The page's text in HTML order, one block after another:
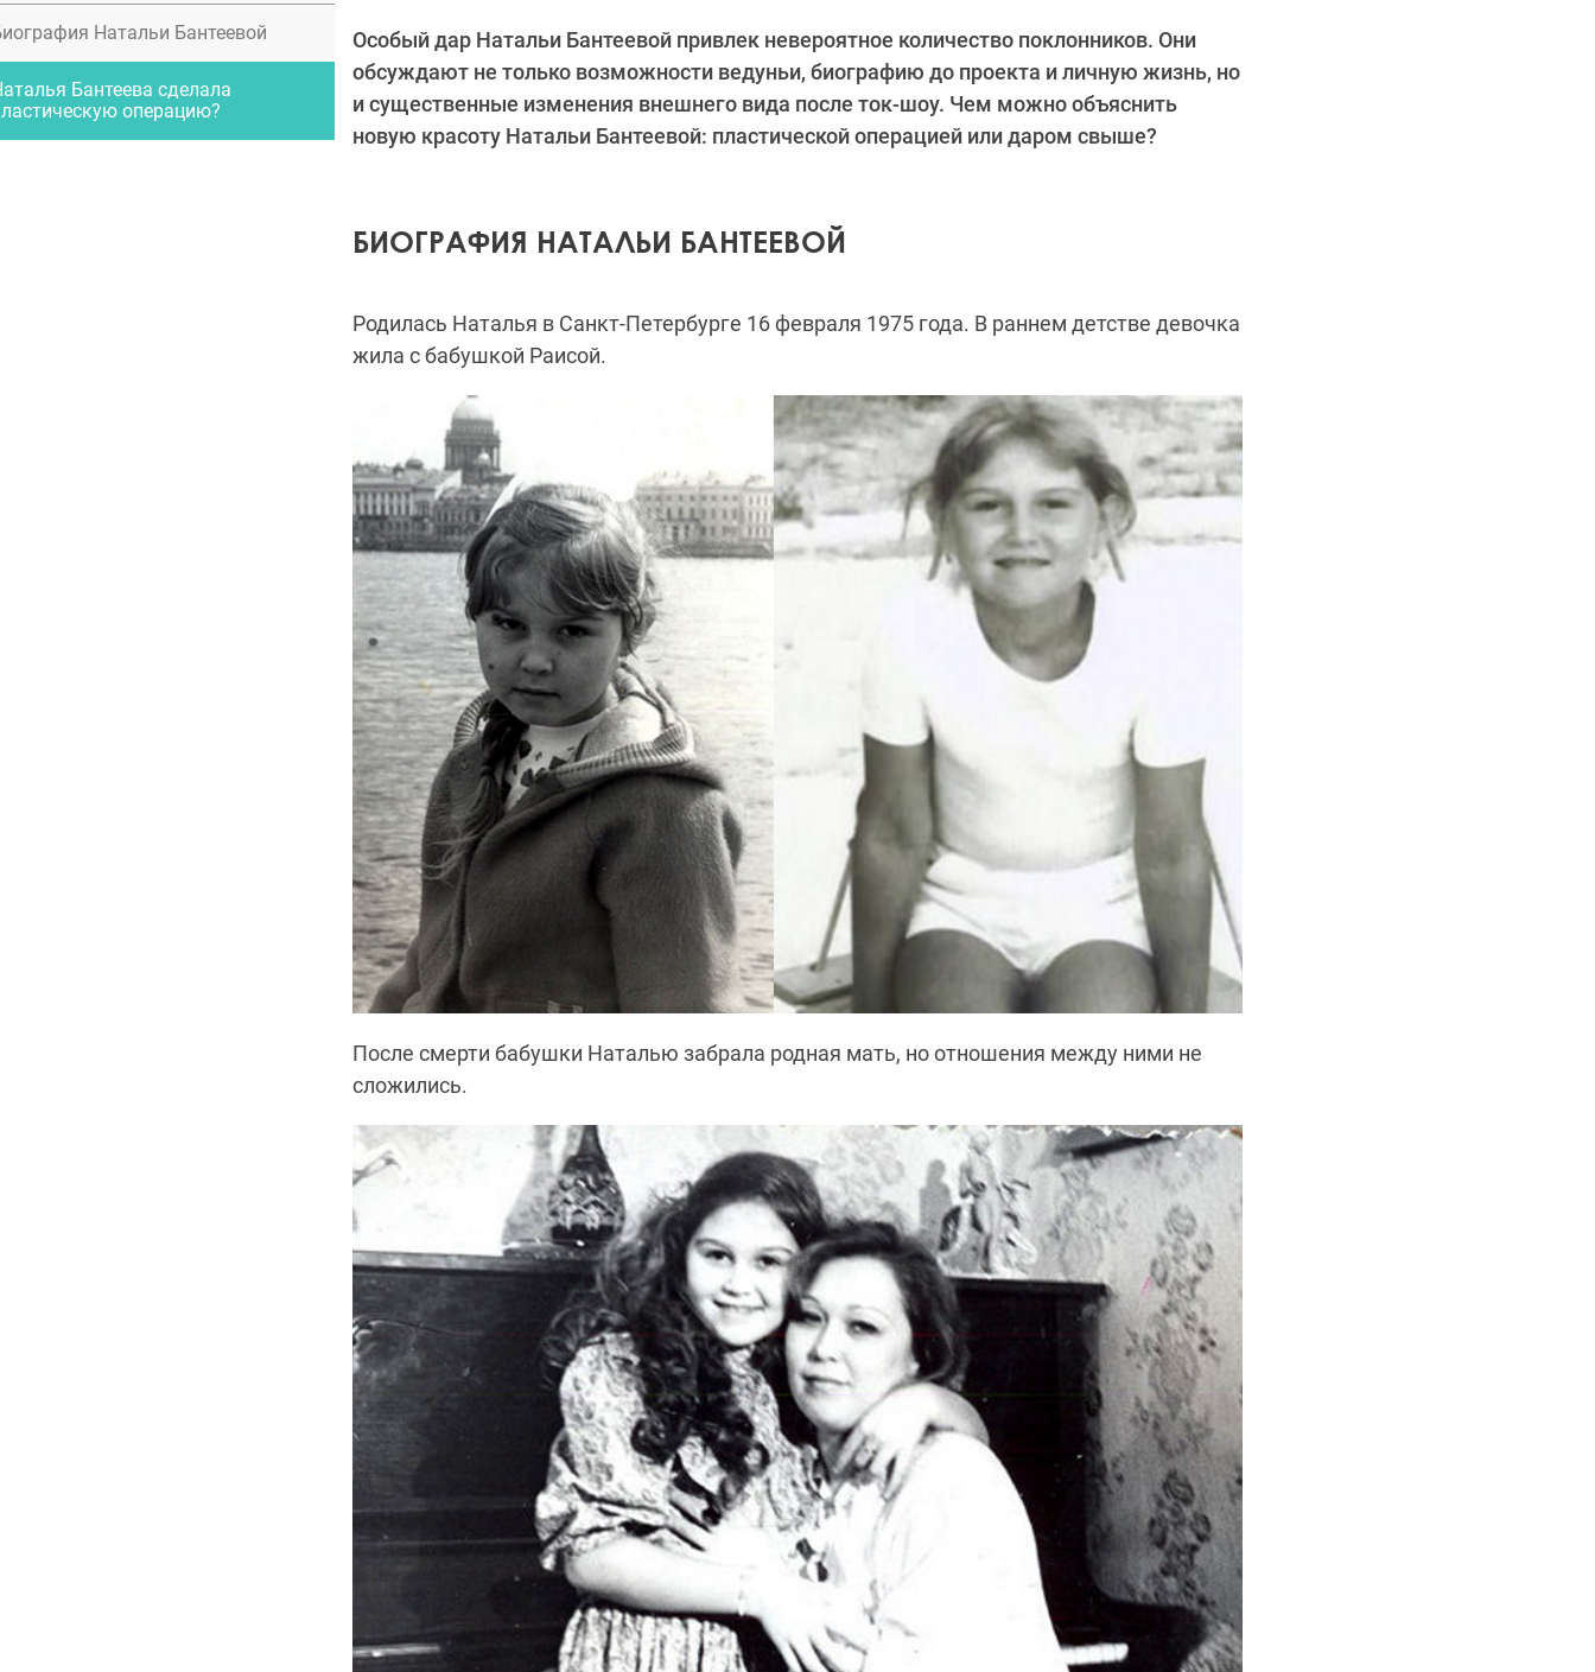
Натальи Бантеевой
Бантеева сделала
операцию?
Особый дар Натальи Бантеевой привлек невероятное количество поклонников. Они
обсуждают не только возможности ведуньи, биографию до проекта и личную жизнь, но
и существенные изменения внешнего вида после ток-шоу. Чем можно объяснить
новую красоту Натальи Бантеевой: пластической операцией или даром свыше?
БИОГРАФИЯ НАТАЛЬИ БАНТЕЕВОЙ
Родилась Наталья в Санкт-Петербурге 16 февраля 1975 года. В раннем детстве девочка
жила с бабушкой Раисой.
После смерти бабушки Наталью забрала родная мать, но отношения между ними не
сложились.